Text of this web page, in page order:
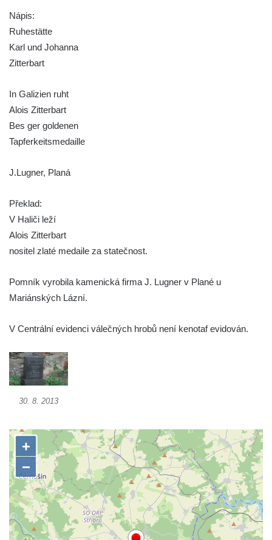
Velešíně
Kenotaf Josefa Jílka na hřbitově ve
Velešíně
Hrob Ludvíka Tůmy na hřbitově ve Velešíně
Pomník obětem 2. světové války na hřbitově
Pamětní deska 240 MILES TO FREEDOM u
Kamarýta ve Velešíně
Pomník obětem 1. a 2. světové války na
náměstí J. V. Kamarýta ve Velešíně
Pomník obětem 1. světové války v Dolním
Pomník obětem 2. světové války v Plavu
Pamětní deska obětem 1. světové války v
Plavu
Dolním Podluží
Kenotaf Leopolda Malata na hřbitově v
Dolním Podluží
Kenotaf Antona Klause na hřbitově v
Dolním Podluží
Kenotaf Heinricha Klause na hřbitově v
Dolním Podluží
Nápis:
Ruhestätte
Karl und Johanna
Zitterbart
In Galizien ruht
Alois Zitterbart
Bes ger goldenen
Tapferkeitsmedaille
J.Lugner, Planá
Překlad:
V Haliči leží
Alois Zitterbart
nositel zlaté medaile za statečnost.
Pomník vyrobila kamenická firma J. Lugner v Plané u
Mariánských Lázní.
V Centrální evidenci válečných hrobů není kenotaf evidován.
30. 8. 2013